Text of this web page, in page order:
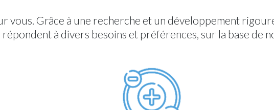
vous. Grâce à une recherche et un développement
à divers besoins et préférences, sur la base de